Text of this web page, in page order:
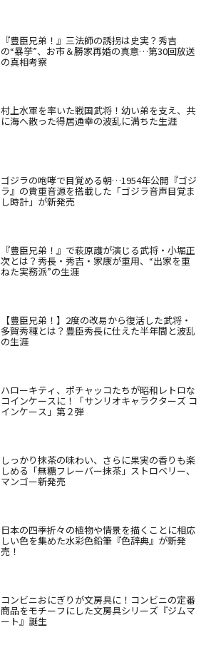
『豊臣兄弟！』三法師の誘拐は史実？秀吉
の“暴挙”、お市＆勝家再婚の真意…第30回放送
の真相考察
村上水軍を率いた戦国武将！幼い弟を支え、共
に海へ散った得居通幸の波乱に満ちた生涯
ゴジラの咆哮で目覚める朝…1954年公開『ゴジ
ラ』の貴重音源を搭載した「ゴジラ音声目覚ま
し時計」が新発売
『豊臣兄弟！』で萩原護が演じる武将・小堀正
次とは？秀長・秀吉・家康が重用、“出家を重
ねた実務派”の生涯
【豊臣兄弟！】2度の改易から復活した武将・
多賀秀種とは？豊臣秀長に仕えた半年間と波乱
の生涯
ハローキティ、ポチャッコたちが昭和レトロな
コインケースに！「サンリオキャラクターズ コ
インケース」第２弾
しっかり抹茶の味わい、さらに果実の香りも楽
しめる「無糖フレーバー抹茶」ストロベリー、
マンゴー新発売
日本の四季折々の植物や情景を描くことに相応
しい色を集めた水彩色鉛筆『色辞典』が新発
売！
コンビニおにぎりが文房具に！コンビニの定番
商品をモチーフにした文房具シリーズ『ジムマ
ート』誕生